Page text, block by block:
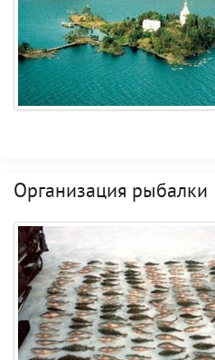
Организация рыбалки